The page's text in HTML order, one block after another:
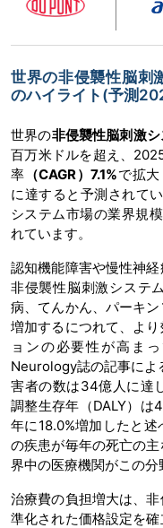
世界の非侵襲性脳刺
のハイライト(予測
世界の非侵襲性脳刺激
百万米ドルを超え、
率 （CAGR）7.1%で拡
に達すると予測されて
システム市場の業界規
れています。
認知機能障害や慢性神経
非侵襲性脳刺激システ
病、てんかん、パーキ
増加するにつれて、よ
ョンの必要性が高ま
Neurology誌の記事によ
害者の数は34億人に達
調整生存年（DALY）
年に18.0%増加したと
の疾患が毎年の死亡の
界中の医療機関がこの分
治療費の負担増大は、
準化された価格設定を